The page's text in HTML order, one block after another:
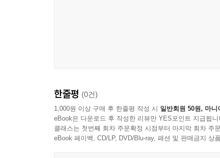
모두 잊고 따뜻한 핫초코에 몸을 맡기면 오늘 밤은
한줄평 (0건)
1,000원 이상 구매 후 한줄평 작성 시 일반회원 50원, 마니
eBook은 다운로드 후 작성한 리뷰만 YES포인트 지급됩니
클래스는 첫번째 회차 주문확정 시점부터 마지막 회차 주
eBook 페이백, CD/LP, DVD/Blu-ray, 패션 및 판매금지 상